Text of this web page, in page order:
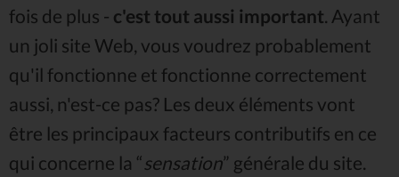
fois de plus - c'est tout aussi important. Ayant
un joli site Web, vous voudrez probablement
qu'il fonctionne et fonctionne correctement
aussi, n'est-ce pas? Les deux éléments vont
être les principaux facteurs contributifs en ce
qui concerne la “sensation” générale du site.